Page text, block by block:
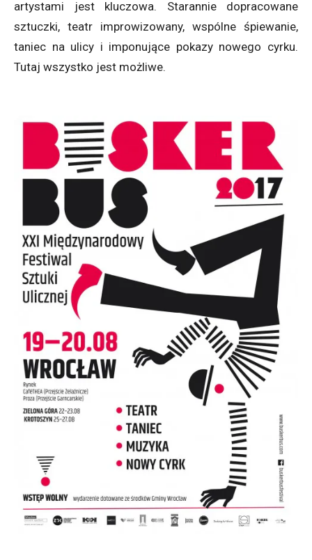
artystami jest kluczowa. Starannie dopracowane
sztuczki, teatr improwizowany, wspólne śpiewanie,
taniec na ulicy i imponujące pokazy nowego cyrku.
Tutaj wszystko jest możliwe.